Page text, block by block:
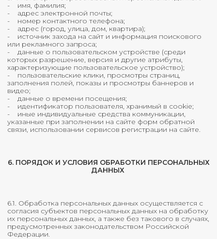
- имя, фамилия;
- адрес электронной почты;
- номер контактного телефона;
- адрес (город, улица, дом, квартира);
- источник захода на сайт и информация поискового
или рекламного запроса;
- данные о пользовательском устройстве (среди
которых разрешение, версия и другие атрибуты,
характеризующие пользовательское устройство);
- пользовательские клики, просмотры страниц,
заполнения полей, показы и просмотры баннеров и
видео;
- данные о времени посещения;
- идентификатор пользователя, хранимый в cookie;
- иные индивидуальные средства коммуникации,
указанные при заполнении на сайте форм обратной
связи, использовании сервисов регистрации на сайте.
6. ПОРЯДОК И УСЛОВИЯ ОБРАБОТКИ ПЕРСОНАЛЬНЫХ
ДАННЫХ
6.1. Обработка персональных данных осуществляется с
согласия субъектов персональных данных на обработку
их персональных данных, а также без такового в случаях,
предусмотренных законодательством Российской
Федерации.